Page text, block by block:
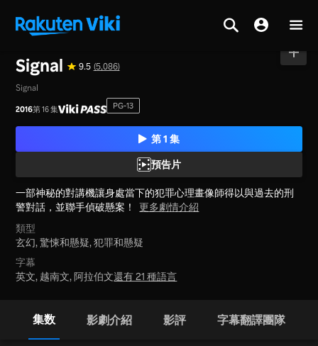
Signal 9.5 (5,086)
Signal
2016第 16 集 PG-13
第 1 集
預告片
一部神秘的對講機讓身處當下的犯罪心理畫像師得以與過去的刑
警對話，並聯手偵破懸案！
更多劇情介紹
類型
玄幻,驚悚和懸疑,犯罪和懸疑
字幕
英文, 越南文, 阿拉伯文還有 21 種語言
集数 影劇介紹 影評 字幕翻譯團隊